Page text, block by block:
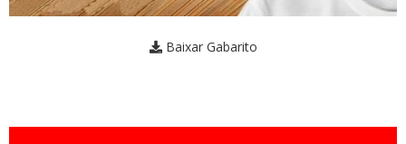
Baixar Gabarito